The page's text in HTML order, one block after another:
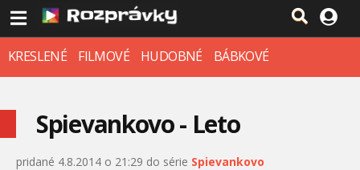
KRESLENÉ FILMOVÉ HUDOBNÉ BÁBKOVÉ
Spievankovo - Leto
pridané 4.8.2014 o 21:29 do série Spievankovo